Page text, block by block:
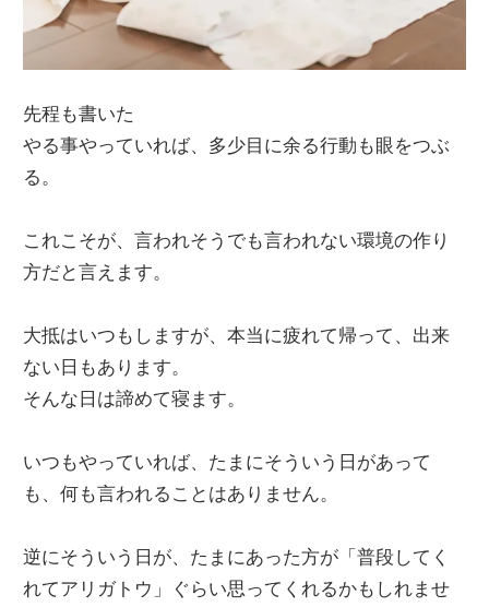
先程も書いた
やる事やっていれば、多少目に余る行動も眼をつぶ
る。
これこそが、言われそうでも言われない環境の作り
方だと言えます。
大抵はいつもしますが、本当に疲れて帰って、出来
ない日もあります。
そんな日は諦めて寝ます。
いつもやっていれば、たまにそういう日があって
も、何も言われることはありません。
逆にそういう日が、たまにあった方が「普段してく
れてアリガトウ」ぐらい思ってくれるかもしれませ